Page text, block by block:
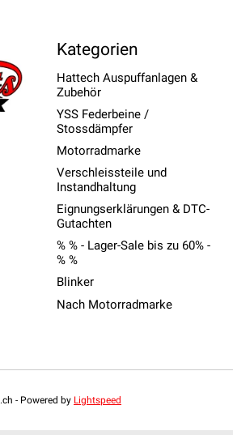
Kategorien
Hattech Auspuffanlagen &
Zubehör
YSS Federbeine /
Stossdämpfer
Motorradmarke
Verschleissteile und
Instandhaltung
Eignungserklärungen & DTC-
Gutachten
% % - Lager-Sale bis zu 60% -
% %
Blinker
Nach Motorradmarke
- Powered by Lightspeed